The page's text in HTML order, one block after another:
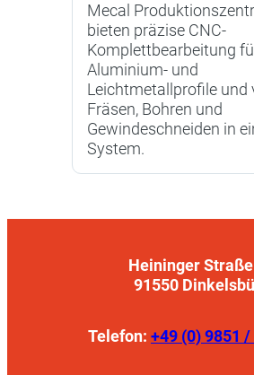
Mecal
bieten präzise CNC-
Komplettbearbeitung
Aluminium- und
Leichtmetallprofile und
Fräsen, Bohren und
Gewindeschneiden in
System.
Heininger
91550
Telefon: +49 (0) 9851